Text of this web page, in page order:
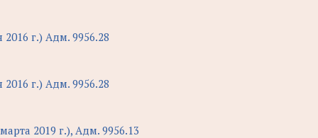
г.) Адм. 9956.28
г.) Адм. 9956.28
2019 г.), Адм. 9956.13